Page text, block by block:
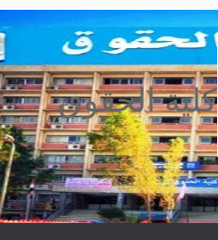
كلية الحقوق